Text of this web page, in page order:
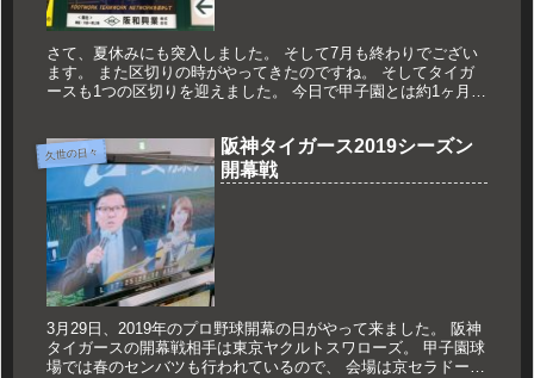
さて、夏休みにも突入しました。 そして7月も終わりでござい
ます。 また区切りの時がやってきたのですね。 そしてタイガ
ースも1つの区切りを迎えました。 今日で甲子園とは約1ヶ月お
久世の日々
阪神タイガース2019シーズン
開幕戦
3月29日、2019年のプロ野球開幕の日がやって来ました。 阪神
タイガースの開幕戦相手は東京ヤクルトスワローズ。 甲子園球
場では春のセンバツも行われているので、 会場は京セラドーム